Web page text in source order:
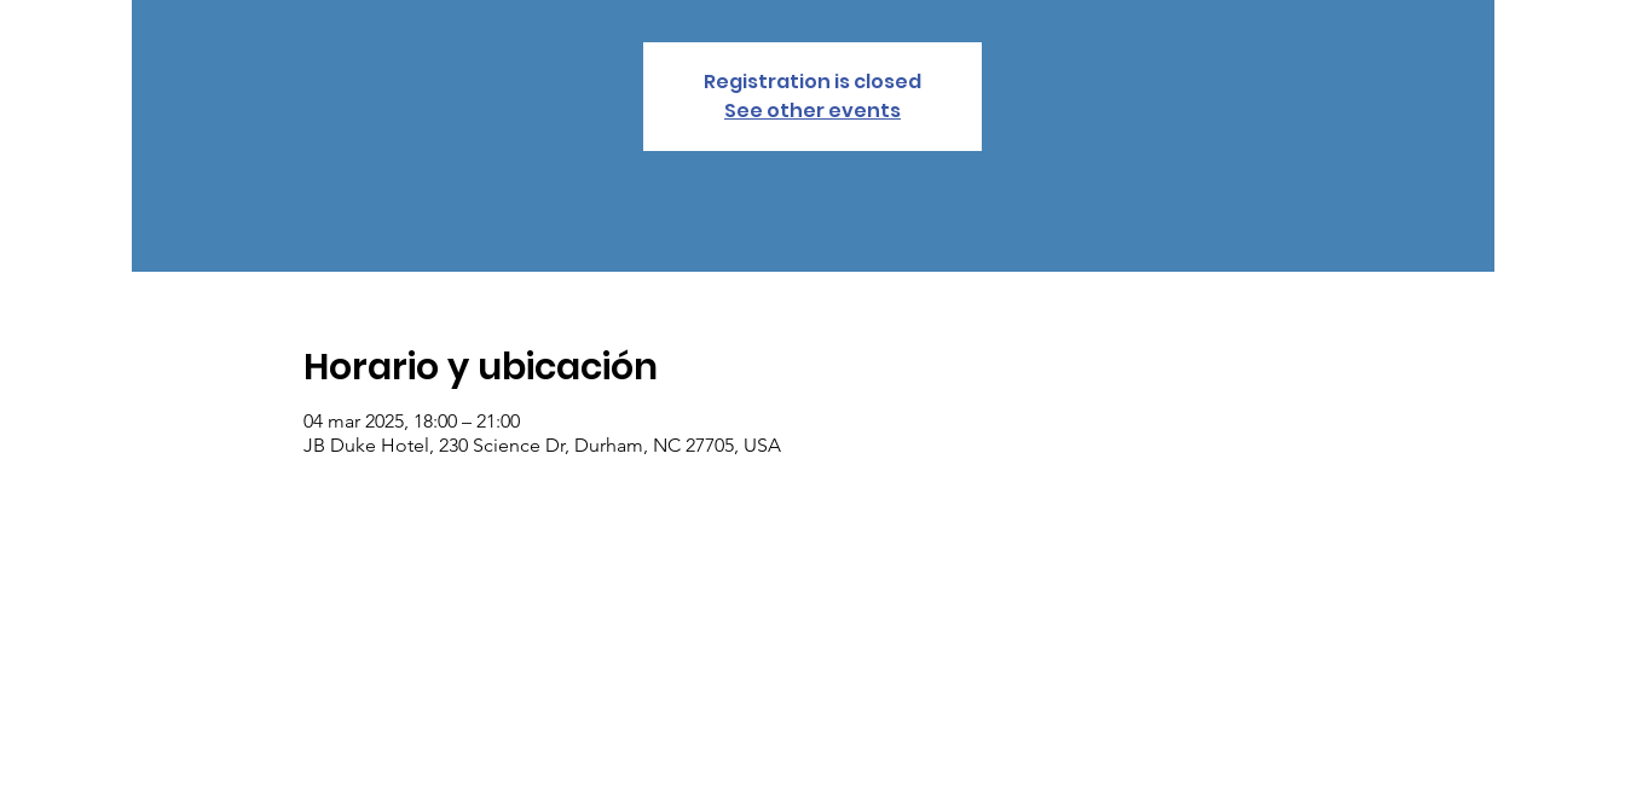
Registration is closed
See other events
Horario y ubicación
04 mar 2025, 18:00 – 21:00
JB Duke Hotel, 230 Science Dr, Durham, NC 27705, USA